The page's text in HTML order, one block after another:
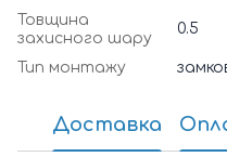
Товщина
захисного шару
0.5
Тип монтажу
Доставка